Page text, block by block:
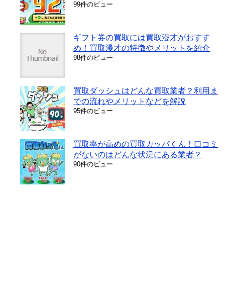
99件のビュー
ギフト券の買取には買取漫才がおすす
め！買取漫才の特徴やメリットを紹介
98件のビュー
買取ダッシュはどんな買取業者？利用ま
での流れやメリットなどを解説
95件のビュー
買取率が高めの買取カッパくん！口コミ
がないのはどんな状況にある業者？
90件のビュー